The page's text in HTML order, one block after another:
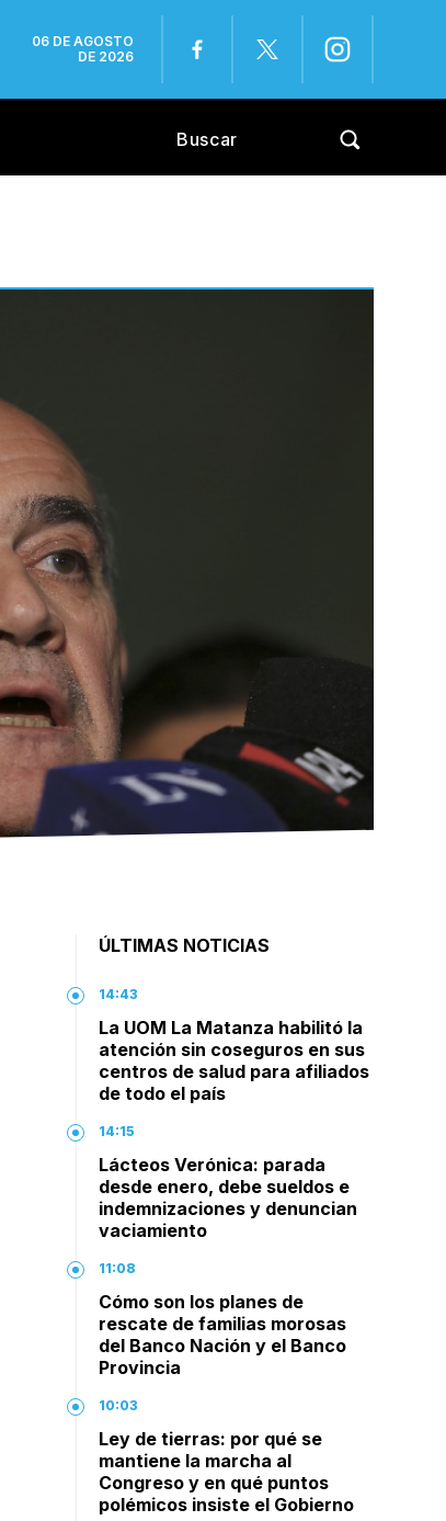
06 DE AGOSTO
DE 2026
ÚLTIMAS NOTICIAS
14:43
La UOM La Matanza habilitó la
atención sin coseguros en sus
centros de salud para afiliados
de todo el país
14:15
Lácteos Verónica: parada
desde enero, debe sueldos e
indemnizaciones y denuncian
vaciamiento
11:08
Cómo son los planes de
rescate de familias morosas
del Banco Nación y el Banco
Provincia
10:03
Ley de tierras: por qué se
mantiene la marcha al
Congreso y en qué puntos
polémicos insiste el Gobierno